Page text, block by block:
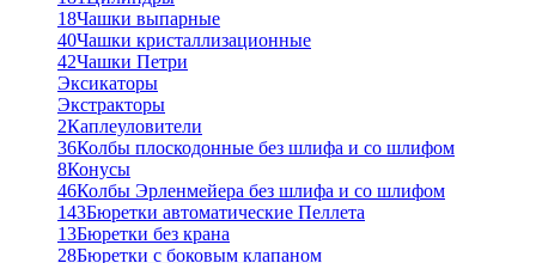
18Чашки выпарные
40Чашки кристаллизационные
42Чашки Петри
Эксикаторы
Экстракторы
2Каплеуловители
36Колбы плоскодонные без шлифа и со шлифом
8Конусы
46Колбы Эрленмейера без шлифа и со шлифом
143Бюретки автоматические Пеллета
13Бюретки без крана
28Бюретки с боковым клапаном